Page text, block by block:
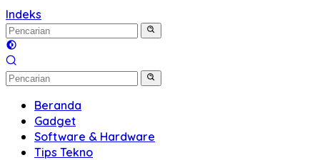
Indeks
Beranda
Gadget
Software & Hardware
Tips Tekno